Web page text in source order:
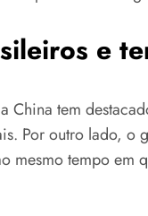
e
tem
Por outro lado, o
mesmo tempo